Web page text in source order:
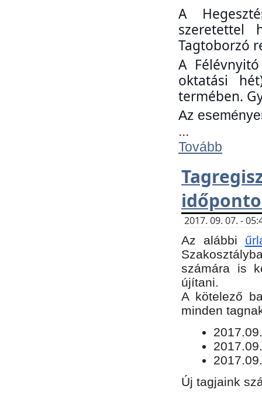
A
szeretettel
Tagtoborzó
A
oktatási
termében.
Az
...
Tovább
2017. 09. 07. -
Az alábbi
számára is
újítani.
​A kötelező
minden
Új tagjaink